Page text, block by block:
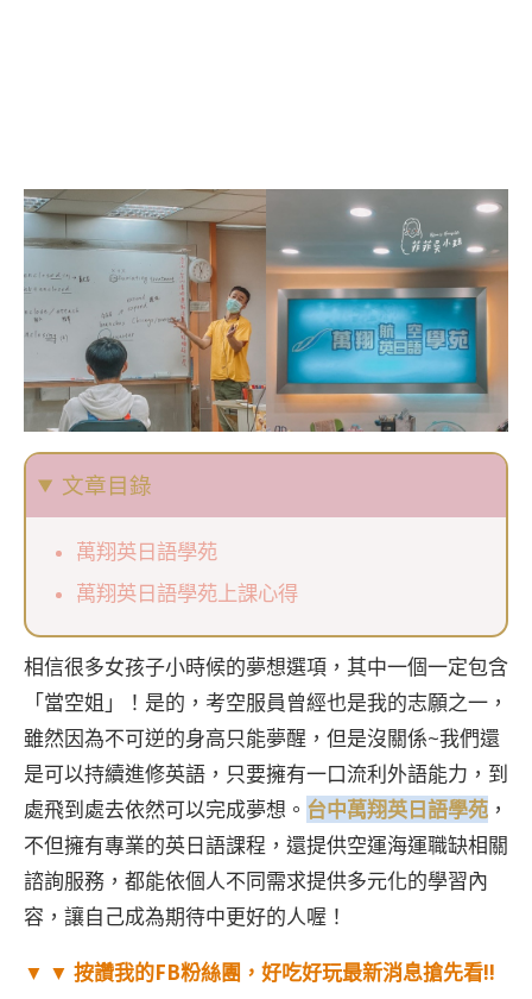
文章目錄
萬翔英日語學苑
萬翔英日語學苑上課心得
相信很多女孩子小時候的夢想選項，其中一個一定包含
「當空姐」！是的，考空服員曾經也是我的志願之一，
雖然因為不可逆的身高只能夢醒，但是沒關係~我們還
是可以持續進修英語，只要擁有一口流利外語能力，到
處飛到處去依然可以完成夢想。 台中萬翔英日語學苑 ，
不但擁有專業的英日語課程，還提供空運海運職缺相關
諮詢服務，都能依個人不同需求提供多元化的學習內
容，讓自己成為期待中更好的人喔！
▼ ▼ 按讚我的FB粉絲團，好吃好玩最新消息搶先看!!